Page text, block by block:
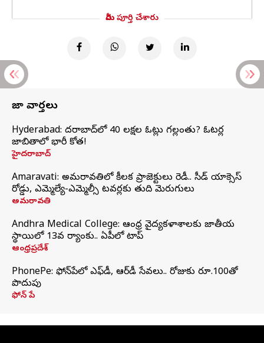
మీరు పూర్తి చేశారు
తాజా వార్తలు
Hyderabad: హైదరాబాద్‌లో 40 లక్షల ఓట్లు గల్లంతు? ఓటర్ల
జాబితాలో భారీ కోత!
హైదరాబాద్
Amaravati: అమరావతిలో కీలక ప్రాజెక్టులు రెడీ.. సీడ్‌ యాక్సెస్‌
రోడ్డు, ఎమ్మెల్యే-ఎమ్మెల్సీ టవర్లకు తుది మెరుగులు
అమరావతి
Andhra Medical College: ఆంధ్ర వైద్యకళాశాలకు జాతీయ
స్థాయిలో 13వ ర్యాంకు.. ఏపీలో టాప్
ఆంధ్రప్రదేశ్
PhonePe: ఫోన్‌పేలో ఎఫ్‌డీ, ఆర్‌డీ సేవలు.. రోజుకు రూ.100తో
పొదుపు
ఫోన్‌ పే